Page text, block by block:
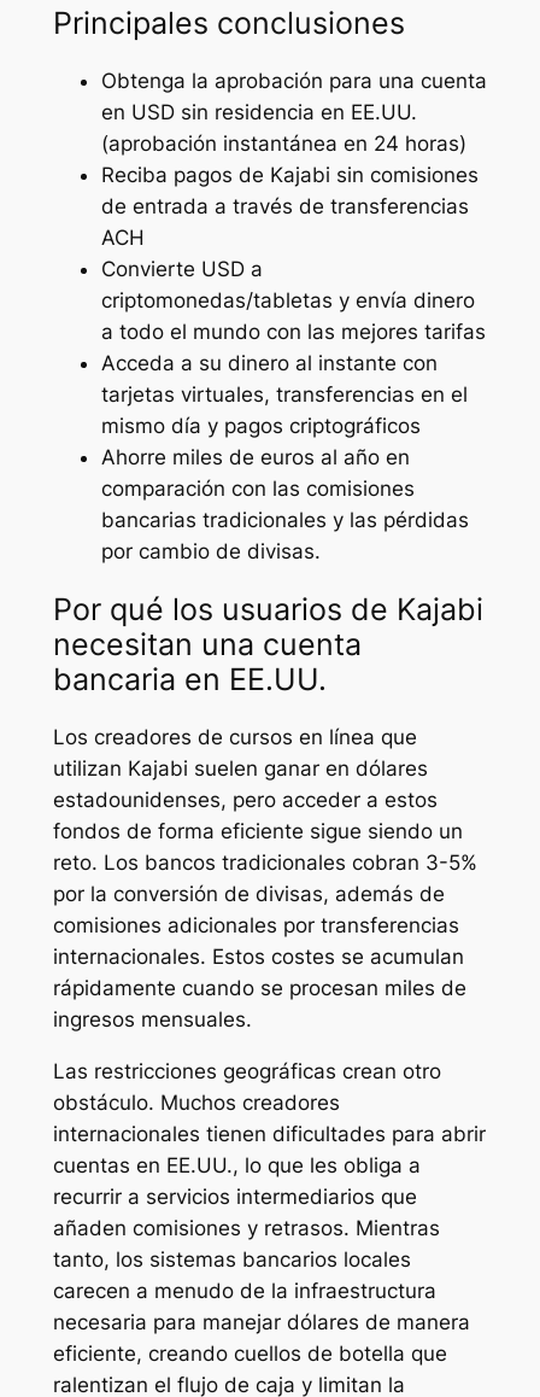
Principales conclusiones
Obtenga la aprobación para una cuenta
en USD sin residencia en EE.UU.
(aprobación instantánea en 24 horas)
Reciba pagos de Kajabi sin comisiones
de entrada a través de transferencias
ACH
Convierte USD a
criptomonedas/tabletas y envía dinero
a todo el mundo con las mejores tarifas
Acceda a su dinero al instante con
tarjetas virtuales, transferencias en el
mismo día y pagos criptográficos
Ahorre miles de euros al año en
comparación con las comisiones
bancarias tradicionales y las pérdidas
por cambio de divisas.
Por qué los usuarios de Kajabi
necesitan una cuenta
bancaria en EE.UU.
Los creadores de cursos en línea que
utilizan Kajabi suelen ganar en dólares
estadounidenses, pero acceder a estos
fondos de forma eficiente sigue siendo un
reto. Los bancos tradicionales cobran 3-5%
por la conversión de divisas, además de
comisiones adicionales por transferencias
internacionales. Estos costes se acumulan
rápidamente cuando se procesan miles de
ingresos mensuales.
Las restricciones geográficas crean otro
obstáculo. Muchos creadores
internacionales tienen dificultades para abrir
cuentas en EE.UU., lo que les obliga a
recurrir a servicios intermediarios que
añaden comisiones y retrasos. Mientras
tanto, los sistemas bancarios locales
carecen a menudo de la infraestructura
necesaria para manejar dólares de manera
eficiente, creando cuellos de botella que
ralentizan el flujo de caja y limitan la